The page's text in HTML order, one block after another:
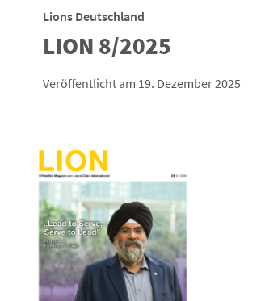
Lions Deutschland
LION 8/2025
Veröffentlicht am 19. Dezember 2025